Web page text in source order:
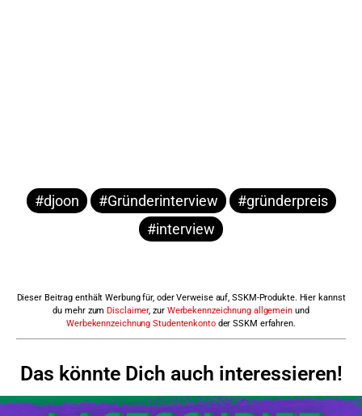
#djoon #Gründerinterview
#gründerpreis
#interview
Dieser Beitrag enthält Werbung für, oder Verweise auf, SSKM-Produkte. Hier kannst
du mehr zumDisclaimer, zur Werbekennzeichnung allgemeinund
Werbekennzeichnung Studentenkontoder SSKM erfahren.
Das könnte Dich auch interessieren!